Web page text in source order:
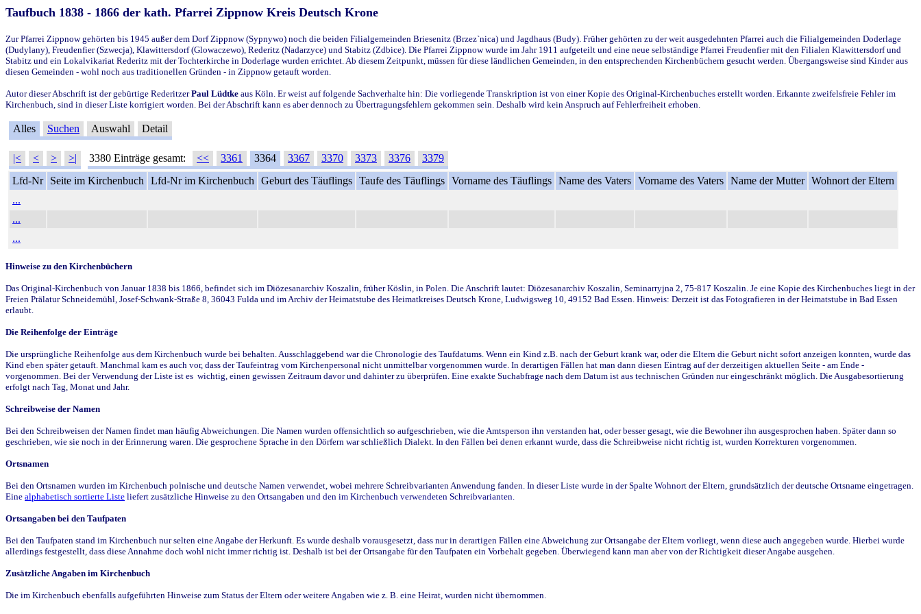
Taufbuch 1838 - 1866 der kath. Pfarrei Zippnow Kreis Deutsch Krone
Zur Pfarrei Zippnow gehörten bis 1945 außer dem Dorf Zippnow (Sypnywo) noch die beiden Filialgemeinden Briesenitz (Brzez`nica) und Jagdhaus (Budy). Früher gehörten zu der weit ausgedehnten Pfarrei auch die Filialgemeinden Doderlage
(Dudylany), Freudenfier (Szwecja), Klawittersdorf (Glowaczewo), Rederitz (Nadarzyce) und Stabitz (Zdbice). Die Pfarrei Zippnow wurde im Jahr 1911 aufgeteilt und eine neue selbständige Pfarrei Freudenfier mit den Filialen Klawittersdorf und
Stabitz und ein Lokalvikariat Rederitz mit der Tochterkirche in Doderlage wurden errichtet. Ab diesem Zeitpunkt, müssen für diese ländlichen Gemeinden, in den entsprechenden Kirchenbüchern gesucht werden. Übergangsweise sind Kinder aus
diesen Gemeinden - wohl noch aus traditionellen Gründen - in Zippnow getauft worden.
Autor dieser Abschrift ist der gebürtige RederitzerPaul Lüdtke aus Köln. Er weist auf folgende Sachverhalte hin: Die vorliegende Transkription ist von einer Kopie des Original-Kirchenbuches erstellt worden. Erkannte zweifelsfreie Fehler im
Kirchenbuch, sind in dieser Liste korrigiert worden. Bei der Abschrift kann es aber dennoch zu Übertragungsfehlern gekommen sein. Deshalb wird kein Anspruch auf Fehlerfreiheit erhoben.
Alles Suchen Auswahl Detail
|< < > >| 3380 Einträge gesamt: << 3361 3364 3367 3370 3373 3376
3379
Lfd-Nr
Seite im Kirchenbuch Lfd-Nr im Kirchenbuch Geburt des Täuflings Taufe des Täuflings Vorname des Täuflings Name des Vaters Vorname des Vaters Name der Mutter Wohnort der Eltern
...
...
...
Hinweise zu den Kirchenbüchern
Das Original-Kirchenbuch von Januar 1838 bis 1866, befindet sich im Diözesanarchiv Koszalin, früher Köslin, in Polen. Die Anschrift lautet: Diözesanarchiv Koszalin, Seminarryjna 2, 75-817 Koszalin. Je eine Kopie des Kirchenbuches liegt in der
Freien Prälatur Schneidemühl, Josef-Schwank-Straße 8, 36043 Fulda und im Archiv der Heimatstube des Heimatkreises Deutsch Krone, Ludwigsweg 10, 49152 Bad Essen. Hinweis: Derzeit ist das Fotografieren in der Heimatstube in Bad Essen
erlaubt.
Die Reihenfolge der Einträge
Die ursprüngliche Reihenfolge aus dem Kirchenbuch wurde bei behalten. Ausschlaggebend war die Chronologie des Taufdatums. Wenn ein Kind z.B. nach der Geburt krank war, oder die Eltern die Geburt nicht sofort anzeigen konnten, wurde das
Kind eben später getauft. Manchmal kam es auch vor, dass der Taufeintrag vom Kirchenpersonal nicht unmittelbar vorgenommen wurde. In derartigen Fällen hat man dann diesen Eintrag auf der derzeitigen aktuellen Seite - am Ende -
vorgenommen. Bei der Verwendung der Liste ist es wichtig, einen gewissen Zeitraum davor und dahinter zu überprüfen. Eine exakte Suchabfrage nach dem Datum ist aus technischen Gründen nur eingeschränkt möglich. Die Ausgabesortierung
erfolgt nach Tag, Monat und Jahr.
Schreibweise der Namen
Bei den Schreibweisen der Namen findet man häufig Abweichungen. Die Namen wurden offensichtlich so aufgeschrieben, wie die Amtsperson ihn verstanden hat, oder besser gesagt, wie die Bewohner ihn ausgesprochen haben. Später dann so
geschrieben, wie sie noch in der Erinnerung waren. Die gesprochene Sprache in den Dörfern war schließlich Dialekt. In den Fällen bei denen erkannt wurde, dass die Schreibweise nicht richtig ist, wurden Korrekturen vorgenommen.
Ortsnamen
Bei den Ortsnamen wurden im Kirchenbuch polnische und deutsche Namen verwendet, wobei mehrere Schreibvarianten Anwendung fanden. In dieser Liste wurde in der Spalte Wohnort der Eltern, grundsätzlich der deutsche Ortsname eingetragen.
Eine alphabetisch sortierte Liste liefert zusätzliche Hinweise zu den Ortsangaben und den im Kirchenbuch verwendeten Schreibvarianten.
Ortsangaben bei den Taufpaten
Bei den Taufpaten stand im Kirchenbuch nur selten eine Angabe der Herkunft. Es wurde deshalb vorausgesetzt, dass nur in derartigen Fällen eine Abweichung zur Ortsangabe der Eltern vorliegt, wenn diese auch angegeben wurde. Hierbei wurde
allerdings festgestellt, dass diese Annahme doch wohl nicht immer richtig ist. Deshalb ist bei der Ortsangabe für den Taufpaten ein Vorbehalt gegeben. Überwiegend kann man aber von der Richtigkeit dieser Angabe ausgehen.
Zusätzliche Angaben im Kirchenbuch
Die im Kirchenbuch ebenfalls aufgeführten Hinweise zum Status der Eltern oder weitere Angaben wie z. B. eine Heirat, wurden nicht übernommen.